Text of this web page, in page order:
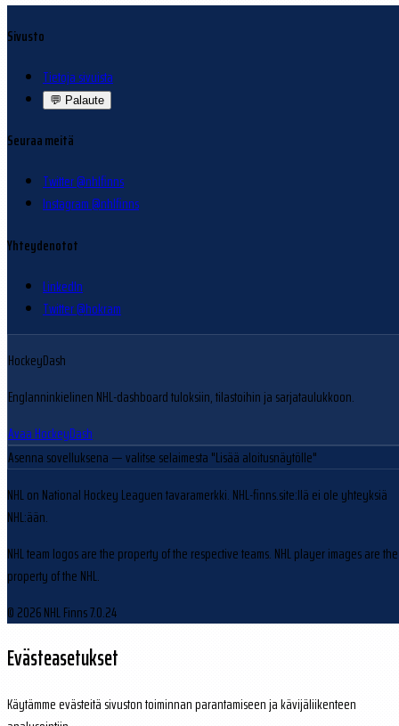
Sivusto
Tietoja sivuista
💬 Palaute
Seuraa meitä
Twitter @nhlfinns
Instagram @nhlfinns
Yhteydenotot
LinkedIn
Twitter @hokram
HockeyDash
Englanninkielinen NHL-dashboard tuloksiin, tilastoihin ja sarjataulukkoon.
Avaa HockeyDash
Asenna sovelluksena — valitse selaimesta "Lisää aloitusnäytölle"
NHL on National Hockey Leaguen tavaramerkki. NHL-finns.site:llä ei ole yhteyksiä
NHL:ään.
NHL team logos are the property of the respective teams. NHL player images are the
property of the NHL.
© 2026 NHL Finns7.0.24
Evästeasetukset
Käytämme evästeitä sivuston toiminnan parantamiseen ja kävijäliikenteen